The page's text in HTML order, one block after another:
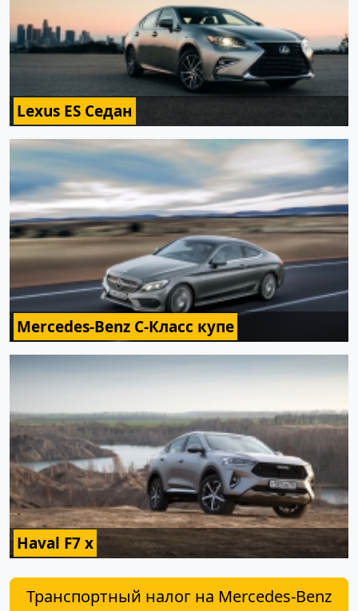
Lexus ES Седан
Mercedes-Benz C-Класс купе
Haval F7 x
Транспортный налог на Mercedes-Benz